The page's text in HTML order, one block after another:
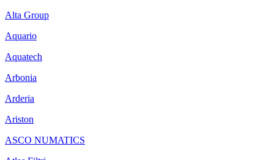
Alta Group
Aquario
Aquatech
Arbonia
Arderia
Ariston
ASCO NUMATICS